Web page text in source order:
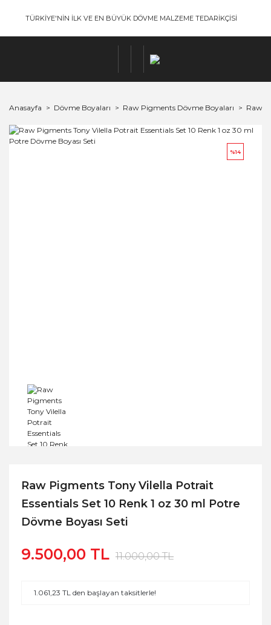
TÜRKİYE'NİN İLK VE EN BÜYÜK DÖVME MALZEME TEDARİKÇİSİ
Anasayfa Dövme Boyaları Raw Pigments Dövme Boyaları Raw
%14
Raw Pigments Tony Vilella Potrait
Essentials Set 10 Renk 1 oz 30 ml Potre
Dövme Boyası Seti
9.500,00 TL 11.000,00 TL
1.061,23 TL den başlayan taksitlerle!